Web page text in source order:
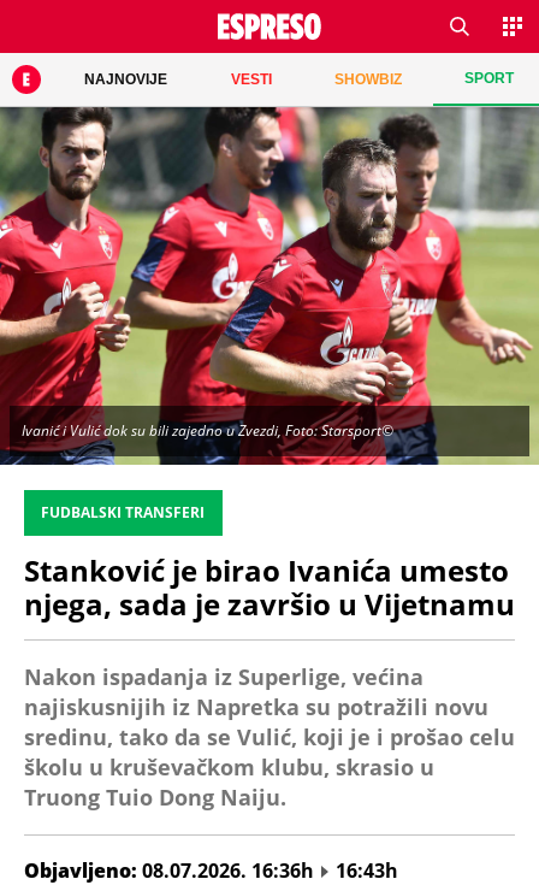
NAJNOVIJE VESTI SHOWBIZ SPORT
Ivanić i Vulić dok su bili zajedno u Zvezdi, Foto: Starsport©
FUDBALSKI TRANSFERI
Stanković je birao Ivanića umesto
njega, sada je završio u Vijetnamu
Nakon ispadanja iz Superlige, većina
najiskusnijih iz Napretka su potražili novu
sredinu, tako da se Vulić, koji je i prošao celu
školu u kruševačkom klubu, skrasio u
Truong Tuio Dong Naiju.
Objavljeno: 08.07.2026. 16:36h
16:43h